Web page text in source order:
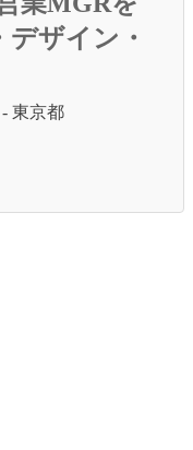
ザイン・
東京都